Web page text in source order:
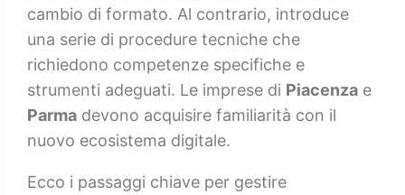
cambio di formato. Al contrario, introduce
una serie di procedure tecniche che
richiedono competenze specifiche e
strumenti adeguati. Le imprese di Piacenza e
Parma devono acquisire familiarità con il
nuovo ecosistema digitale.
Ecco i passaggi chiave per gestire